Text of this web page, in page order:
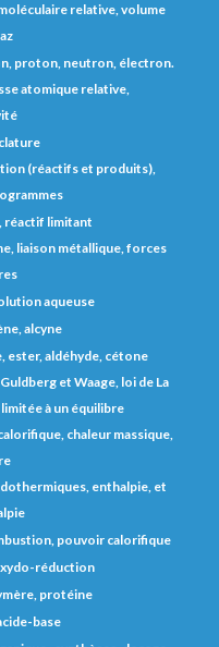
relative, volume
proton, neutron, électron.
atomique relative,
(réactifs et produits),
réactif limitant
liaison métallique, forces
aqueuse
alcyne
ester, aldéhyde, cétone
et Waage, loi de La
à un équilibre
chaleur massique,
enthalpie, et
pouvoir calorifique
réduction
protéine
base